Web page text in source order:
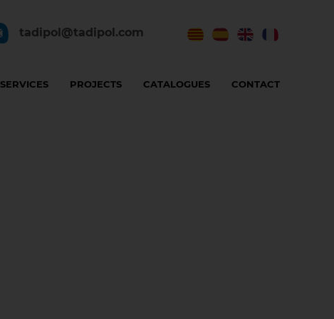
tadipol@tadipol.com
SERVICES PROJECTS CATALOGUES CONTACT